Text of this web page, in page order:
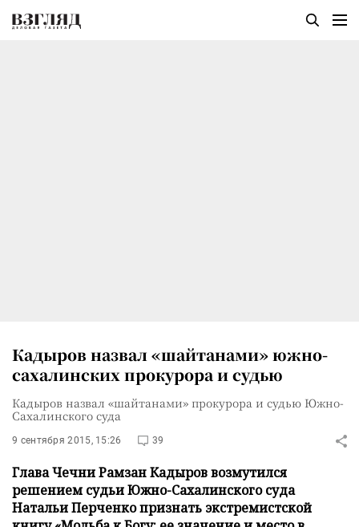
Кадыров назвал «шайтанами» южно-
сахалинских прокурора и судью
Кадыров назвал «шайтанами» прокурора и судью Южно-
Сахалинского суда
9 сентября 2015, 15:26 39
Глава Чечни Рамзан Кадыров возмутился
решением судьи Южно-Сахалинского суда
Натальи Перченко признать экстремистской